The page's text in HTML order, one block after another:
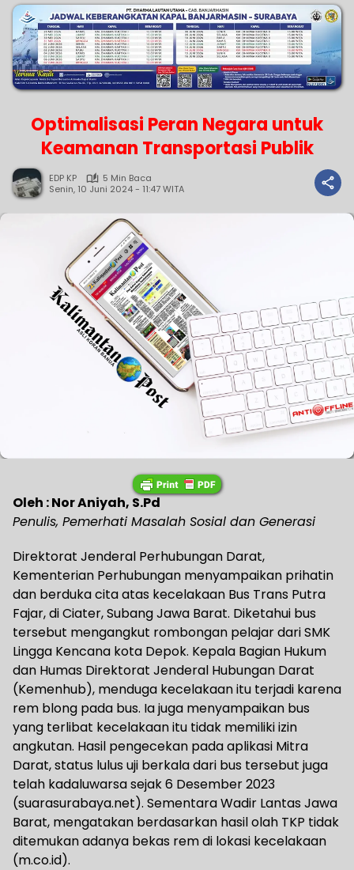
Optimalisasi Peran Negara untuk
Keamanan Transportasi Publik
EDP KP
5 Min Baca
Senin, 10 Juni 2024 - 11:47 WITA
Oleh : Nor Aniyah, S.Pd
Penulis, Pemerhati Masalah Sosial dan Generasi
Direktorat Jenderal Perhubungan Darat,
Kementerian Perhubungan menyampaikan prihatin
dan berduka cita atas kecelakaan Bus Trans Putra
Fajar, di Ciater, Subang Jawa Barat. Diketahui bus
tersebut mengangkut rombongan pelajar dari SMK
Lingga Kencana kota Depok. Kepala Bagian Hukum
dan Humas Direktorat Jenderal Hubungan Darat
(Kemenhub), menduga kecelakaan itu terjadi karena
rem blong pada bus. Ia juga menyampaikan bus
yang terlibat kecelakaan itu tidak memiliki izin
angkutan. Hasil pengecekan pada aplikasi Mitra
Darat, status lulus uji berkala dari bus tersebut juga
telah kadaluwarsa sejak 6 Desember 2023
(suarasurabaya.net). Sementara Wadir Lantas Jawa
Barat, mengatakan berdasarkan hasil olah TKP tidak
ditemukan adanya bekas rem di lokasi kecelakaan
(m.co.id).